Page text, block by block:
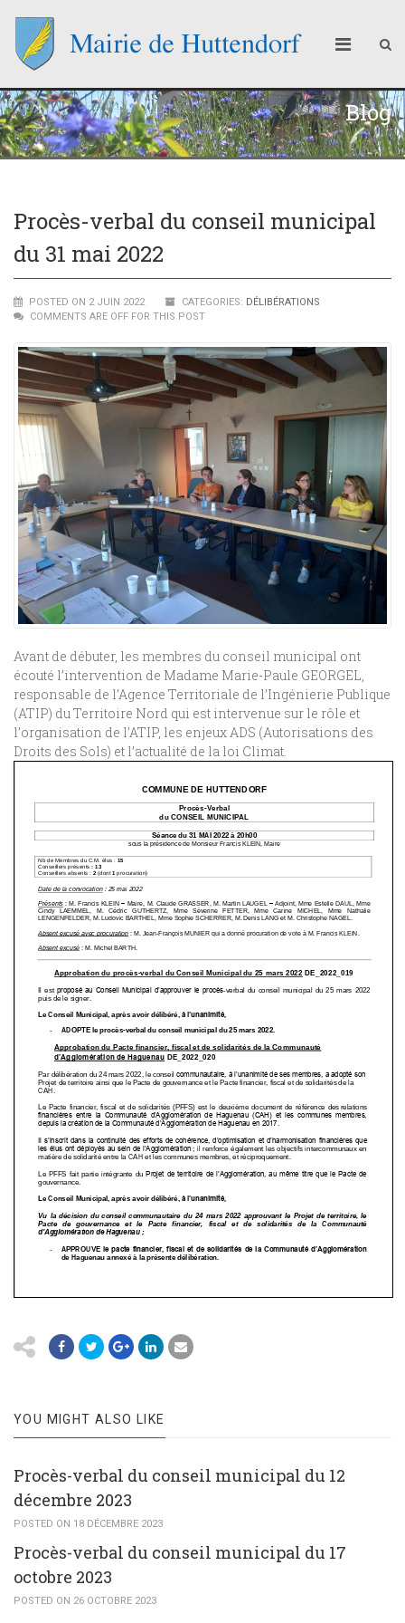
Blog
Procès-verbal du conseil municipal
du 31 mai 2022
POSTED ON 2 JUIN 2022 CATEGORIES: DÉLIBÉRATIONS
COMMENTS ARE OFF FOR THIS POST
Avant de débuter, les membres du conseil municipal ont
écouté l’intervention de Madame Marie-Paule GEORGEL,
responsable de l’Agence Territoriale de l’Ingénierie Publique
(ATIP) du Territoire Nord qui est intervenue sur le rôle et
l’organisation de l’ATIP, les enjeux ADS (Autorisations des
Droits des Sols) et l’actualité de la loi Climat.
YOU MIGHT ALSO LIKE
Procès-verbal du conseil municipal du 12
décembre 2023
POSTED ON 18 DÉCEMBRE 2023
Procès-verbal du conseil municipal du 17
octobre 2023
POSTED ON 26 OCTOBRE 2023